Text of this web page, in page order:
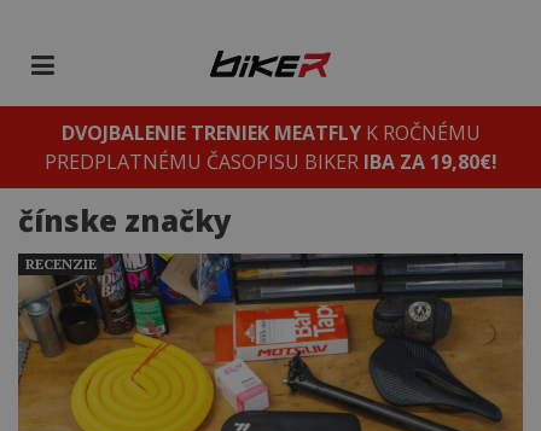
DVOJBALENIE TRENIEK MEATFLYK ROČNÉMU
PREDPLATNÉMU ČASOPISU BIKER IBA ZA 19,80€!
čínske značky
RECENZIE